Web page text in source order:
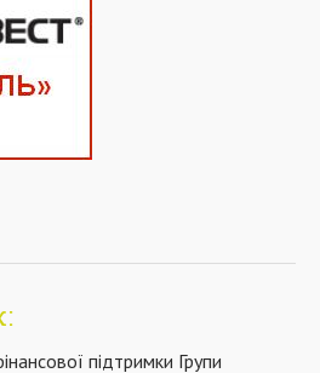
підтримки Групи